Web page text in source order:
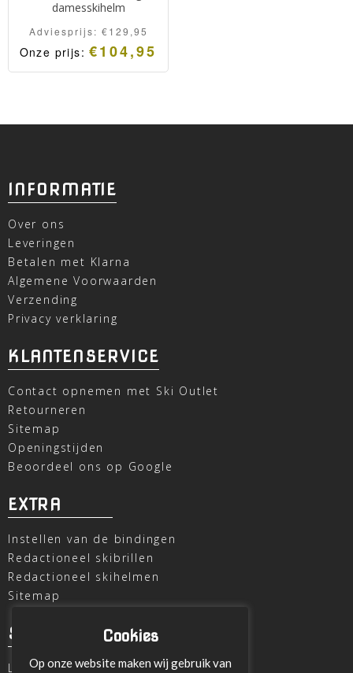
damesskihelm
Adviesprijs: €129,95
Onze prijs:€104,95
INFORMATIE
Over ons
Leveringen
Betalen met Klarna
Algemene Voorwaarden
Verzending
Privacy verklaring
KLANTENSERVICE
Contact opnemen met Ski Outlet
Retourneren
Sitemap
Openingstijden
Beoordeel ons op Google
EXTRA
Instellen van de bindingen
Redactioneel skibrillen
Redactioneel skihelmen
Sitemap
SKI OUTLET
Laagheidehof 8
Cookies
Op onze website maken wij gebruik van